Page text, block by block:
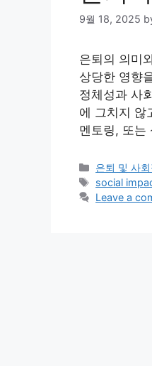
9월 18, 2025
은퇴의 의미
상당한 영향
정체성과 사
에 그치지 않
멘토링, 또는
Categories
은퇴 및 사
Tags
social
Leave a